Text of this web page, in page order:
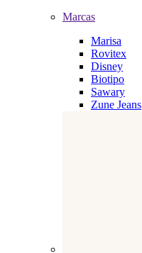
Marcas
Marisa
Rovitex
Disney
Biotipo
Sawary
Zune Jeans